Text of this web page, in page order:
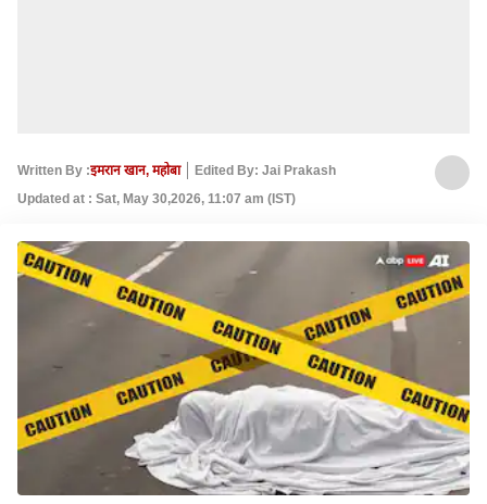
Written By :इमरान खान, महोबा
Edited By: Jai Prakash
Updated at : Sat, May 30,2026, 11:07 am (IST)